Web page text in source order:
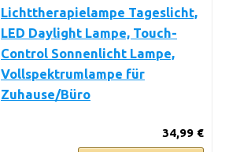
Lichttherapielampe Tageslicht,
LED Daylight Lampe, Touch-
Control Sonnenlicht Lampe,
Vollspektrumlampe für
Zuhause/Büro
34,99 €